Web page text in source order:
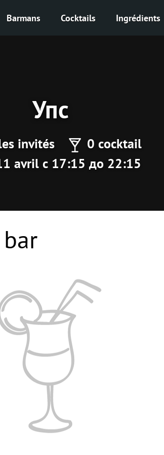
Barmans Cocktails Ingrédients
Упс
invités
0 cocktail
avril с 17:15 до 22:15